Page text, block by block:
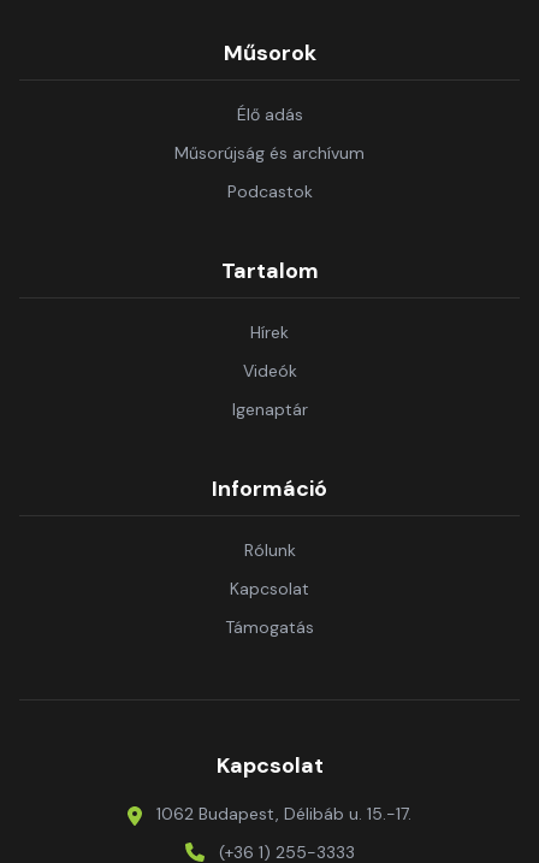
Műsorok
Élő adás
Műsorújság és archívum
Podcastok
Tartalom
Hírek
Videók
Igenaptár
Információ
Rólunk
Kapcsolat
Támogatás
Kapcsolat
1062 Budapest, Délibáb u. 15.-17.
(+36 1) 255-3333